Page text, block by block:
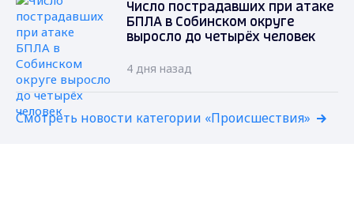
Число пострадавших при атаке
БПЛА в Собинском округе
выросло до четырёх человек
4 дня назад
Смотреть новости категории «Происшествия»